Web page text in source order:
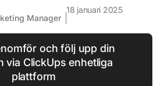
Manager
18 januari 2025
och följ upp din
via ClickUps enhetliga
plattform